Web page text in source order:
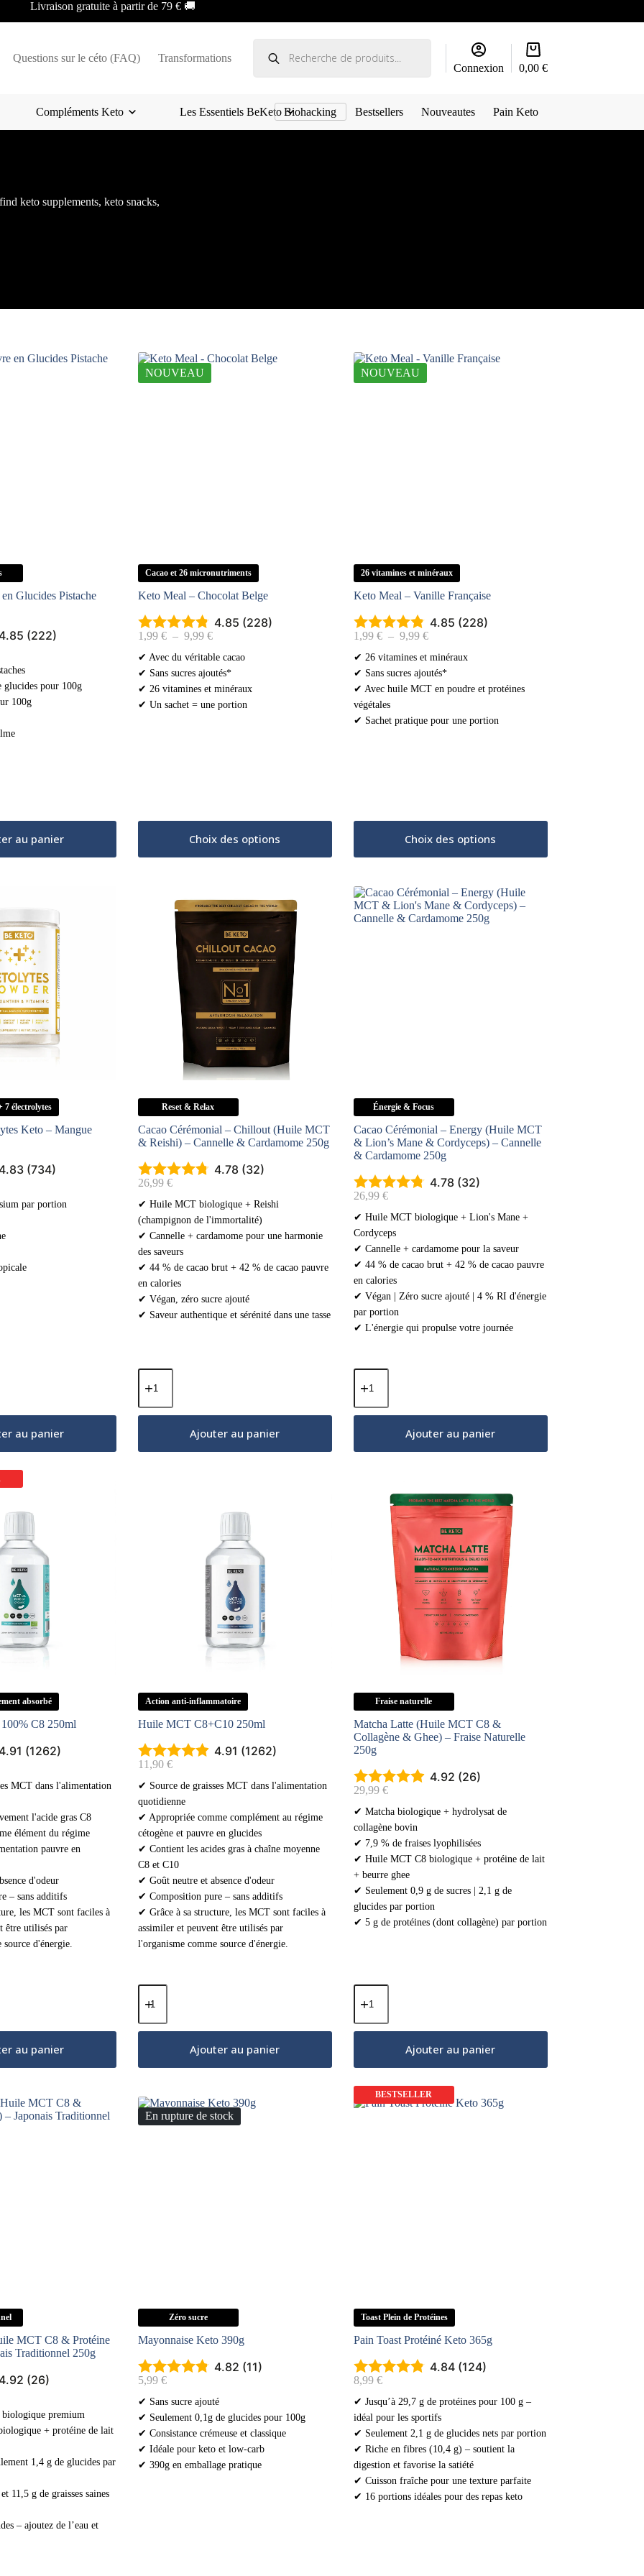
Livraison gratuite à partir de 79 € 🚚
Questions sur le céto (FAQ) Transformations
produits
Connexion
Panier
d’achat
0,00 €
Compléments Keto Les Essentiels BeKetoBiohacking Bestsellers Nouveautes Pain Keto
keto supplements, keto snacks,
Glucides Pistache
(222)
glucides pour 100g
100g
au panier
NOUVEAU
Cacao et 26 micronutriments
Keto Meal – Chocolat Belge
4.85 (228)
1,99 € – 9,99 €Plage
prix :
1,99 €
à
9,99 €
✔ Avec du véritable cacao
✔ Sans sucres ajoutés*
✔ 26 vitamines et minéraux
✔ Un sachet = une portion
Choix des options
Ce
options
peuvent
NOUVEAU
26 vitamines et minéraux
Keto Meal – Vanille Française
4.85 (228)
1,99 € – 9,99 €Plage
prix :
1,99 €
à
✔ 26 vitamines et minéraux
✔ Sans sucres ajoutés*
✔ Avec huile MCT en poudre et protéines
végétales
✔ Sachet pratique pour une portion
Choix des options
Ce
7 électrolytes
Keto – Mangue
(734)
par portion
au panier
Reset & Relax
Cacao Cérémonial – Chillout (Huile MCT
& Reishi) – Cannelle & Cardamome 250g
4.78 (32)
26,99 €
✔ Huile MCT biologique + Reishi
(champignon de l'immortalité)
✔ Cannelle + cardamome pour une harmonie
des saveurs
✔ 44 % de cacao brut + 42 % de cacao pauvre
en calories
✔ Végan, zéro sucre ajouté
✔ Saveur authentique et sérénité dans une tasse
quantité
de
Cérémonial
Ajouter au panier
Énergie & Focus
Cacao Cérémonial – Energy (Huile MCT
& Lion’s Mane & Cordyceps) – Cannelle
& Cardamome 250g
4.78 (32)
26,99 €
✔ Huile MCT biologique + Lion's Mane +
Cordyceps
✔ Cannelle + cardamome pour la saveur
✔ 44 % de cacao brut + 42 % de cacao pauvre
en calories
✔ Végan | Zéro sucre ajouté | 4 % RI d'énergie
par portion
✔ L'énergie qui propulse votre journée
quantité
de
Cérémonial
Cordyceps)
Cardamome
Ajouter au panier
absorbé
C8 250ml
(1262)
MCT dans l'alimentation
l'acide gras C8
élément du régime
pauvre en
d'odeur
– sans additifs
les MCT sont faciles à
être utilisés par
d'énergie.
au panier
Action anti-inflammatoire
Huile MCT C8+C10 250ml
4.91 (1262)
11,90 €
✔ Source de graisses MCT dans l'alimentation
quotidienne
✔ Appropriée comme complément au régime
cétogène et pauvre en glucides
✔ Contient les acides gras à chaîne moyenne
C8 et C10
✔ Goût neutre et absence d'odeur
✔ Composition pure – sans additifs
✔ Grâce à sa structure, les MCT sont faciles à
assimiler et peuvent être utilisés par
l'organisme comme source d'énergie.
quantité
de
MCT
Ajouter au panier
Fraise naturelle
Matcha Latte (Huile MCT C8 &
Collagène & Ghee) – Fraise Naturelle
250g
4.92 (26)
29,99 €
✔ Matcha biologique + hydrolysat de
collagène bovin
✔ 7,9 % de fraises lyophilisées
✔ Huile MCT C8 biologique + protéine de lait
+ beurre ghee
✔ Seulement 0,9 g de sucres | 2,1 g de
glucides par portion
✔ 5 g de protéines (dont collagène) par portion
quantité
de
Latte
Collagène
Ghee)
Ajouter au panier
MCT C8 & Protéine
Traditionnel 250g
(26)
premium
+ protéine de lait
1,4 g de glucides par
11,5 g de graisses saines
– ajoutez de l’eau et
En rupture de stock
Zéro sucre
Mayonnaise Keto 390g
4.82 (11)
5,99 €
✔ Sans sucre ajouté
✔ Seulement 0,1g de glucides pour 100g
✔ Consistance crémeuse et classique
✔ Idéale pour keto et low-carb
✔ 390g en emballage pratique
Toast Plein de Protéines
BESTSELLER
Pain Toast Protéiné Keto 365g
4.84 (124)
8,99 €
✔ Jusqu’à 29,7 g de protéines pour 100 g –
idéal pour les sportifs
✔ Seulement 2,1 g de glucides nets par portion
✔ Riche en fibres (10,4 g) – soutient la
digestion et favorise la satiété
✔ Cuisson fraîche pour une texture parfaite
✔ 16 portions idéales pour des repas keto